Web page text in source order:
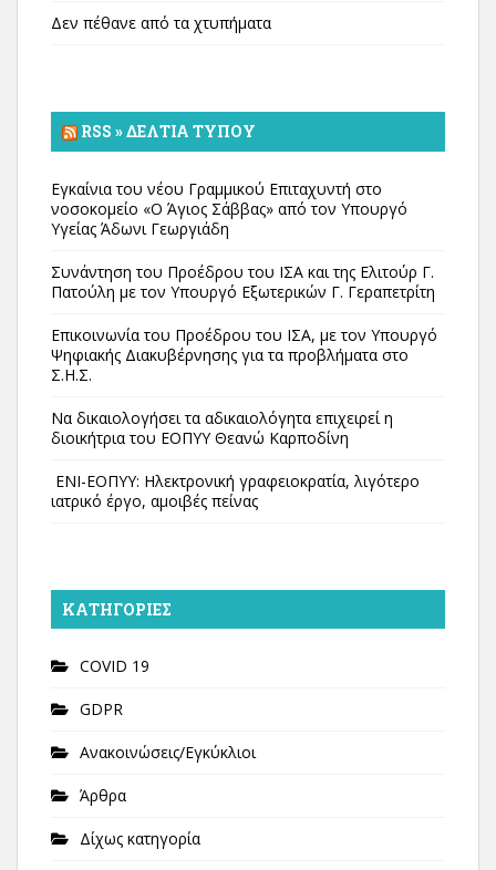
Δεν πέθανε από τα χτυπήματα
RSS » ΔΕΛΤΊΑ ΤΎΠΟΥ
Εγκαίνια του νέου Γραμμικού Επιταχυντή στο
νοσοκομείο «Ο Άγιος Σάββας» από τον Υπουργό
Υγείας Άδωνι Γεωργιάδη
Συνάντηση του Προέδρου του ΙΣΑ και της Ελιτούρ Γ.
Πατούλη με τον Υπουργό Εξωτερικών Γ. Γεραπετρίτη
Επικοινωνία του Προέδρου του ΙΣΑ, με τον Υπουργό
Ψηφιακής Διακυβέρνησης για τα προβλήματα στο
Σ.Η.Σ.
Να δικαιολογήσει τα αδικαιολόγητα επιχειρεί η
διοικήτρια του ΕΟΠΥΥ Θεανώ Καρποδίνη
ΕΝΙ-ΕΟΠΥΥ: Ηλεκτρονική γραφειοκρατία, λιγότερο
ιατρικό έργο, αμοιβές πείνας
KΑΤΗΓΟΡΊΕΣ
COVID 19
GDPR
Ανακοινώσεις/Εγκύκλιοι
Άρθρα
Δίχως κατηγορία